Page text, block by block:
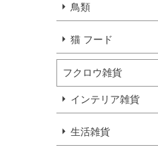
鳥類
猫 フード
フクロウ雑貨
インテリア雑貨
生活雑貨